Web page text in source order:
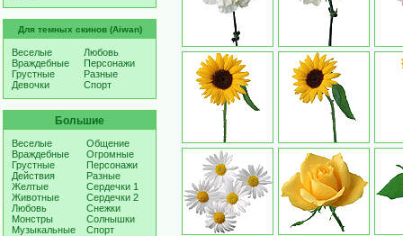
Для темных скинов (Aiwan)
Веселые
Враждебные
Грустные
Девочки
Любовь
Персонажи
Разные
Спорт
Большие
Веселые
Враждебные
Грустные
Действия
Желтые
Животные
Любовь
Монстры
Музыкальные
Общение
Огромные
Персонажи
Разные
Сердечки 1
Сердечки 2
Снежки
Солнышки
Спорт